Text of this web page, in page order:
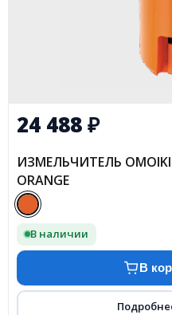
24 488₽
ИЗМЕЛЬЧИТЕЛЬ
ORANGE
В наличии
В